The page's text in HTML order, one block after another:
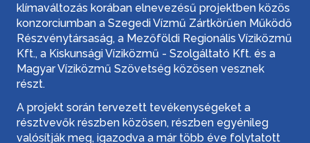
klímaváltozás korában elnevezésű projektben közös
konzorciumban a Szegedi Vízmű Zártkörűen Működő
Részvénytársaság, a Mezőföldi Regionális Víziközmű
Kft., a Kiskunsági Víziközmű - Szolgáltató Kft. és a
Magyar Víziközmű Szövetség közösen vesznek
részt.
A projekt során tervezett tevékenységeket a
résztvevők részben közösen, részben egyénileg
valósítják meg, igazodva a már több éve folytatott